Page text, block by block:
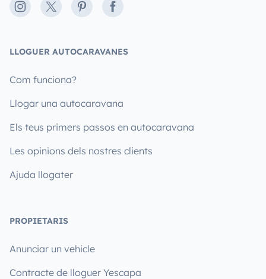
Instagram
X PinterestFacebook
LLOGUER AUTOCARAVANES
Com funciona?
Llogar una autocaravana
Els teus primers passos en autocaravana
Les opinions dels nostres clients
Ajuda llogater
PROPIETARIS
Anunciar un vehicle
Contracte de lloguer Yescapa